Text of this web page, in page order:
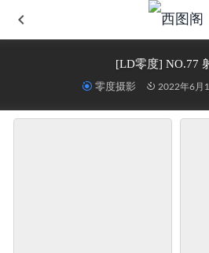
[LD零度] NO.77
零度摄影 2022年6月